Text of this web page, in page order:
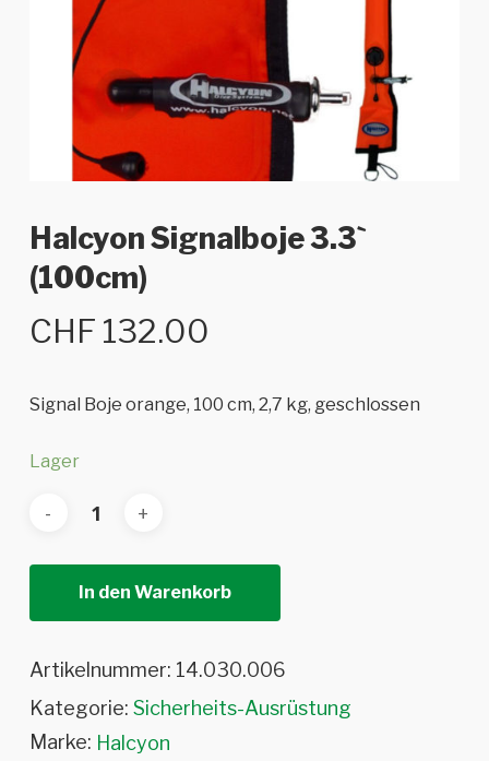
Halcyon Signalboje 3.3`
(100cm)
CHF 132.00
Signal Boje orange, 100 cm, 2,7 kg, geschlossen
Lager
In den Warenkorb
Artikelnummer: 14.030.006
Kategorie: Sicherheits-Ausrüstung
Marke: Halcyon